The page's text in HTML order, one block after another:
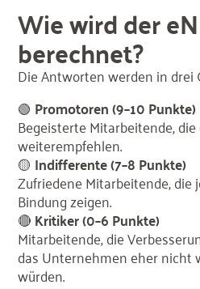
Wie wird der
berechnet?
Die Antworten werden in drei
🟢 Promotoren (9–10 Punkte)
Begeisterte Mitarbeitende,
weiterempfehlen.
🟡 Indifferente (7–8 Punkte)
Zufriedene Mitarbeitende, die
Bindung zeigen.
🔴 Kritiker (0–6 Punkte)
Mitarbeitende, die
das Unternehmen eher nicht
würden.